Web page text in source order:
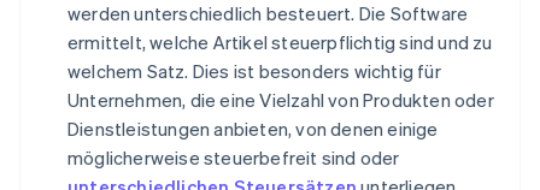
werden unterschiedlich besteuert. Die Software
ermittelt, welche Artikel steuerpflichtig sind und zu
welchem Satz. Dies ist besonders wichtig für
Unternehmen, die eine Vielzahl von Produkten oder
Dienstleistungen anbieten, von denen einige
möglicherweise steuerbefreit sind oder